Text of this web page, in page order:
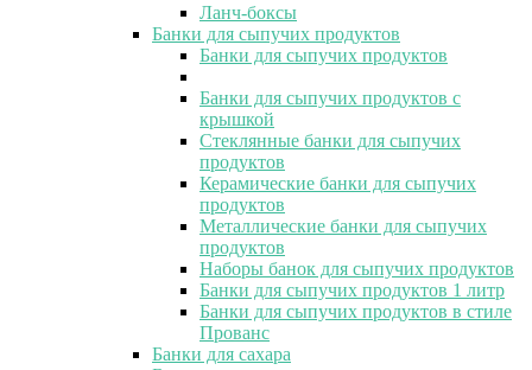
Ланч-боксы
Банки для сыпучих продуктов
Банки для сыпучих продуктов
Банки для сыпучих продуктов с
крышкой
Стеклянные банки для сыпучих
продуктов
Керамические банки для сыпучих
продуктов
Металлические банки для сыпучих
продуктов
Наборы банок для сыпучих продуктов
Банки для сыпучих продуктов 1 литр
Банки для сыпучих продуктов в стиле
Прованс
Банки для сахара